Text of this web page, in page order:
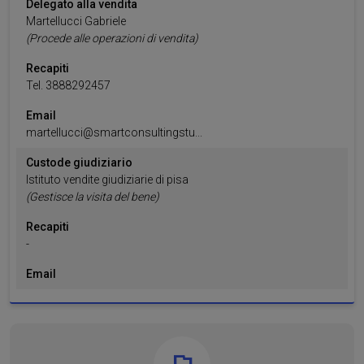
Delegato alla vendita
Martellucci Gabriele
(Procede alle operazioni di vendita)
Recapiti
Tel. 3888292457
Email
martellucci@smartconsultingstu...
Custode giudiziario
Istituto vendite giudiziarie di pisa
(Gestisce la visita del bene)
Recapiti
-
Email